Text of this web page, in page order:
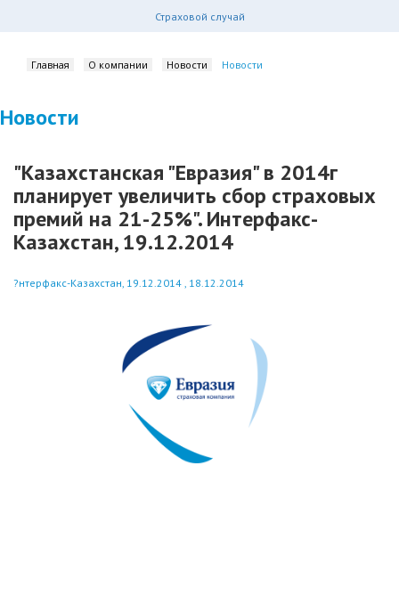
Страховой случай
Главная О компании Новости Новости
Новости
"Казахстанская "Евразия" в 2014г
планирует увеличить сбор страховых
премий на 21-25%". Интерфакс-
Казахстан, 19.12.2014
?нтерфакс-Казахстан, 19.12.2014 , 18.12.2014